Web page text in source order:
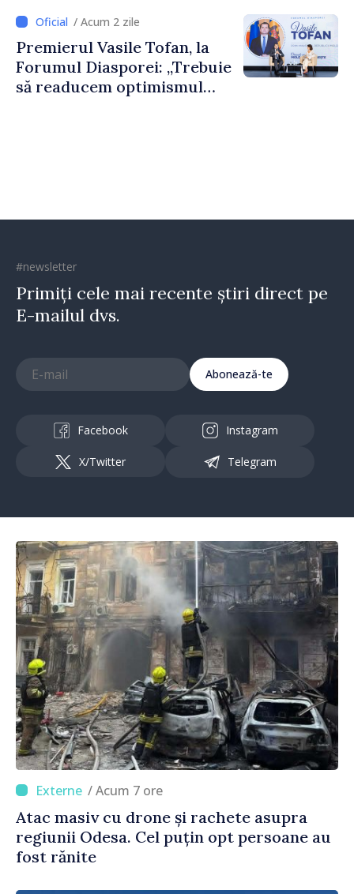
dumneavoastră pentru a
construi comunități mai
puternice”
/ Acum 2 zile
Premierul Vasile Tofan, la
Forumul Diasporei: „Trebuie
să readucem optimismul
#newsletter
Primiți cele mai recente știri direct pe
E-mailul dvs.
Abonează-te
Facebook Instagram
X/Twitter Telegram
/ Acum 7 ore
Atac masiv cu drone și rachete asupra
regiunii Odesa. Cel puțin opt persoane au
fost rănite